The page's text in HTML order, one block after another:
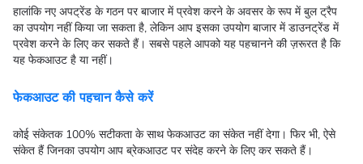
हालांकि नए अपट्रेंड के गठन पर बाजार में प्रवेश करने के अवसर के रूप में बुल ट्रैप
का उपयोग नहीं किया जा सकता है, लेकिन आप इसका उपयोग बाजार में डाउनट्रेंड में
प्रवेश करने के लिए कर सकते हैं। सबसे पहले आपको यह पहचानने की ज़रूरत है कि
यह फेकआउट है या नहीं।
फेकआउट की पहचान कैसे करें
कोई संकेतक 100% सटीकता के साथ फेकआउट का संकेत नहीं देगा। फिर भी, ऐसे
संकेत हैं जिनका उपयोग आप ब्रेकआउट पर संदेह करने के लिए कर सकते हैं।